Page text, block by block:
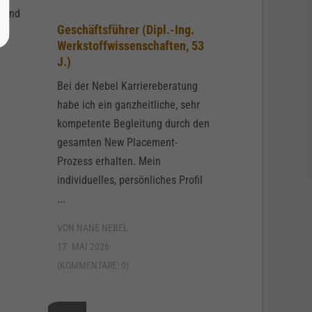
und
Geschäftsführer (Dipl.-Ing.
Werkstoffwissenschaften, 53
J.)
Bei der Nebel Karriereberatung
habe ich ein ganzheitliche, sehr
kompetente Begleitung durch den
gesamten New Placement-
Prozess erhalten. Mein
individuelles, persönliches Profil
...
VON NANE NEBEL
17. MAI 2026
(KOMMENTARE: 0)